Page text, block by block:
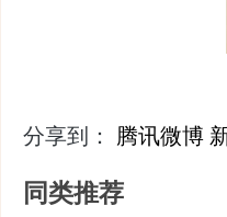
分享到： 腾讯微博
同类推荐